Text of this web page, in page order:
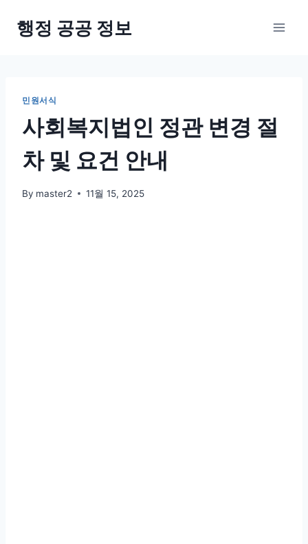
행정 공공 정보
민원서식
사회복지법인 정관 변경 절
차 및 요건 안내
By master2 11월 15, 2025